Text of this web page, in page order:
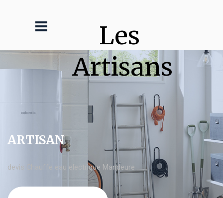
Les
Artisans
ARTISAN
devis Chauffe eau electrique Mandeure